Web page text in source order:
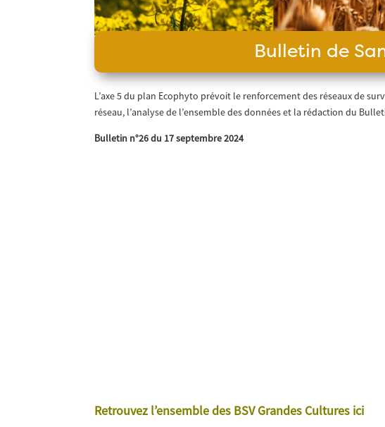
Bulletin de
L’axe 5 du plan Ecophyto prévoit le renforcement des réseaux de
réseau, l’analyse de l’ensemble des données et la rédaction du
Bulletin n°26 du 17 septembre 2024
Retrouvez l’ensemble des BSV Grandes Cultures ici